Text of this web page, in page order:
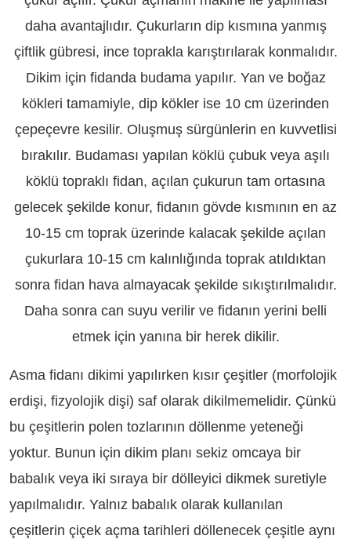
daha avantajlıdır. Çukurların dip kısmına yanmış
çiftlik gübresi, ince toprakla karıştırılarak konmalıdır.
Dikim için fidanda budama yapılır. Yan ve boğaz
kökleri tamamiyle, dip kökler ise 10 cm üzerinden
çepeçevre kesilir. Oluşmuş sürgünlerin en kuvvetlisi
bırakılır. Budaması yapılan köklü çubuk veya aşılı
köklü topraklı fidan, açılan çukurun tam ortasına
gelecek şekilde konur, fidanın gövde kısmının en az
10-15 cm toprak üzerinde kalacak şekilde açılan
çukurlara 10-15 cm kalınlığında toprak atıldıktan
sonra fidan hava almayacak şekilde sıkıştırılmalıdır.
Daha sonra can suyu verilir ve fidanın yerini belli
etmek için yanına bir herek dikilir.
Asma fidanı dikimi yapılırken kısır çeşitler (morfolojik
erdişi, fizyolojik dişi) saf olarak dikilmemelidir. Çünkü
bu çeşitlerin polen tozlarının döllenme yeteneği
yoktur. Bunun için dikim planı sekiz omcaya bir
babalık veya iki sıraya bir dölleyici dikmek suretiyle
yapılmalıdır. Yalnız babalık olarak kullanılan
çeşitlerin çiçek açma tarihleri döllenecek çeşitle aynı